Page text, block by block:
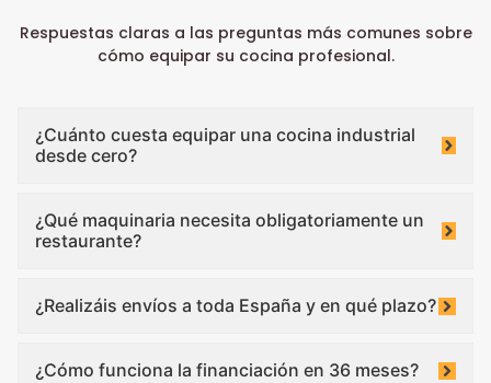
Respuestas claras a las preguntas más comunes sobre
cómo equipar su cocina profesional.
¿Cuánto cuesta equipar una cocina industrial
desde cero?
¿Qué maquinaria necesita obligatoriamente un
restaurante?
¿Realizáis envíos a toda España y en qué plazo?
¿Cómo funciona la financiación en 36 meses?